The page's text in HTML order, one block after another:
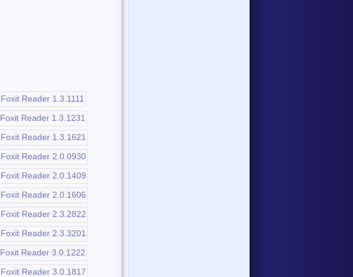
Foxit Reader 1.3.1111
Foxit Reader 1.3.1231
Foxit Reader 1.3.1621
Foxit Reader 2.0.0930
Foxit Reader 2.0.1409
Foxit Reader 2.0.1606
Foxit Reader 2.3.2822
Foxit Reader 2.3.3201
Foxit Reader 3.0.1222
Foxit Reader 3.0.1817